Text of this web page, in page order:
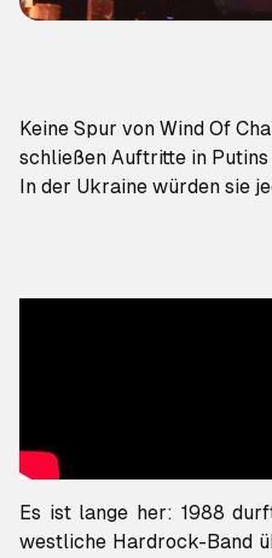
Keine Spur von Wind Of
schließen Auftritte in
In der Ukraine würden sie
Es ist lange her: 1988
westliche Hardrock-Band